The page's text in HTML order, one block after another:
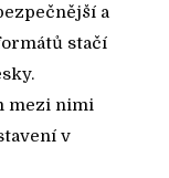
a
stačí
mezi nimi
v